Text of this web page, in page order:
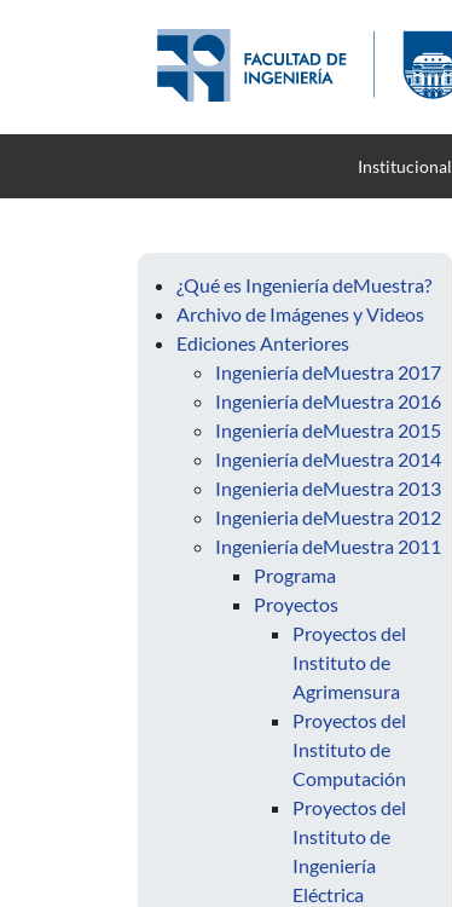
Institucional
¿Qué es Ingeniería deMuestra?
Archivo de Imágenes y Videos
Ediciones Anteriores
Ingeniería deMuestra 2017
Ingeniería deMuestra 2016
Ingeniería deMuestra 2015
Ingeniería deMuestra 2014
Ingenieria deMuestra 2013
Ingenieria deMuestra 2012
Ingeniería deMuestra 2011
Programa
Proyectos
Proyectos del
Instituto de
Agrimensura
Proyectos del
Instituto de
Computación
Proyectos del
Instituto de
Ingeniería
Eléctrica